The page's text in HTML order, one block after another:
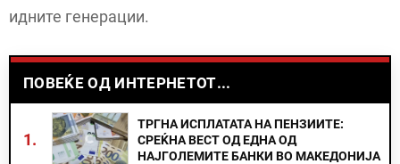
идните генерации.
ПОВЕЌЕ ОД ИНТЕРНЕТОТ...
1.
ТРГНА ИСПЛАТАТА НА ПЕНЗИИТЕ:
СРЕЌНА ВЕСТ ОД ЕДНА ОД
НАЈГОЛЕМИТЕ БАНКИ ВО МАКЕДОНИЈА